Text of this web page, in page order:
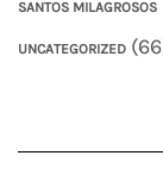
SANTOS MILAGROSOS
UNCATEGORIZED